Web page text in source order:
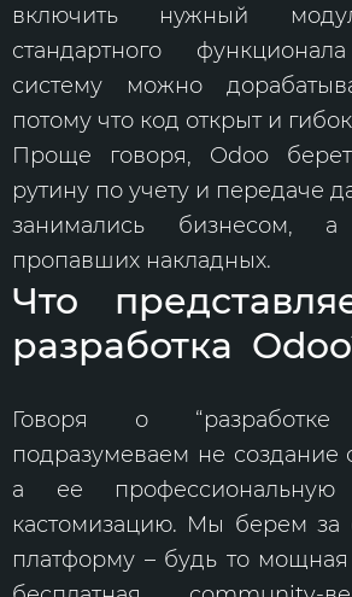
включить нужный
стандартного
систему можно
потому что код открыт и
Проще говоря, Odoo
рутину по учету и передаче
занимались бизнесом,
пропавших накладных.
Что
разработка
Говоря о
подразумеваем не создание
а ее
кастомизацию. Мы берем за
платформу – будь то